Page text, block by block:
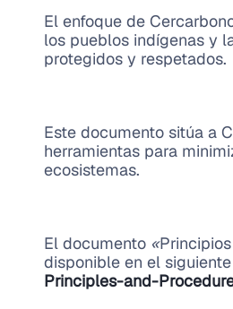
El enfoque de
los pueblos indígenas y
protegidos y respetados.
Este documento sitúa a
herramientas para
ecosistemas.
El documento «
disponible en el
Principles-and-